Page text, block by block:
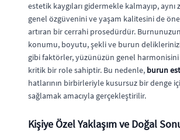
estetik kaygıları gidermekle kalmayıp, aynı
genel özgüvenini ve yaşam kalitesini de
artıran bir cerrahi prosedürdür.
konumu, boyutu, şekli ve burun
gibi faktörler, yüzünüzün genel
kritik bir role sahiptir. Bu nedenle, burun
hatlarının birbirleriyle kusursuz bir denge
sağlamak amacıyla gerçekleştirilir.
Kişiye Özel Yaklaşım ve Doğal